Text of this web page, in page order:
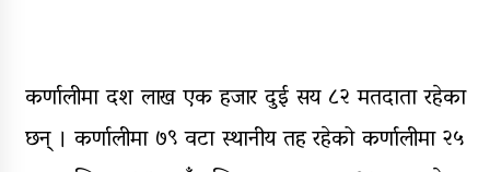
कर्णालीमा दश लाख एक हजार दुई सय ८२ मतदाता रहेका
छन् । कर्णालीमा ७९ वटा स्थानीय तह रहेको कर्णालीमा २५